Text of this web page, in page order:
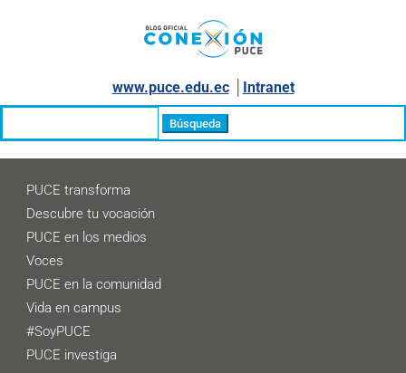
www.puce.edu.ec│ Intranet
PUCE transforma
Descubre tu vocación
PUCE en los medios
Voces
PUCE en la comunidad
Vida en campus
#SoyPUCE
PUCE investiga